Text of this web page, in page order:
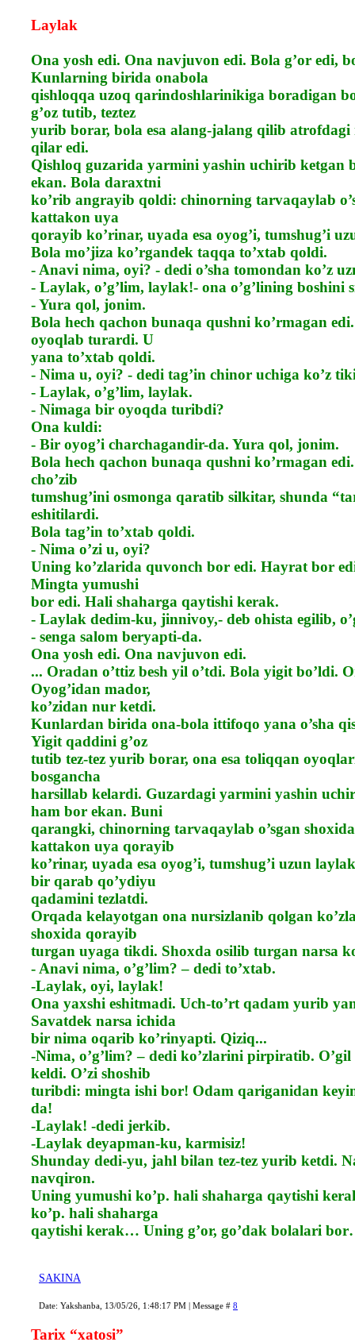
Laylak
Ona yosh edi. Ona navjuvon edi. Bola g’or edi,
Kunlarning birida onabola
qishloqqa uzoq qarindoshlarinikiga boradigan
g’oz tutib, teztez
yurib borar, bola esa alang-jalang qilib
qilar edi.
Qishloq guzarida yarmini yashin uchirib ketgan
ekan. Bola daraxtni
ko’rib angrayib qoldi: chinorning tarvaqaylab
kattakon uya
qorayib ko’rinar, uyada esa oyog’i, tumshug’i
Bola mo’jiza ko’rgandek taqqa to’xtab qoldi.
- Anavi nima, oyi? - dedi o’sha tomondan ko’z
- Laylak, o’g’lim, laylak!- ona o’g’lining boshini
- Yura qol, jonim.
Bola hech qachon bunaqa qushni ko’rmagan
oyoqlab turardi. U
yana to’xtab qoldi.
- Nima u, oyi? - dedi tag’in chinor uchiga ko’z
- Laylak, o’g’lim, laylak.
- Nimaga bir oyoqda turibdi?
Ona kuldi:
- Bir oyog’i charchagandir-da. Yura qol, jonim.
Bola hech qachon bunaqa qushni ko’rmagan
cho’zib
tumshug’ini osmonga qaratib silkitar, shunda
eshitilardi.
Bola tag’in to’xtab qoldi.
- Nima o’zi u, oyi?
Uning ko’zlarida quvonch bor edi. Hayrat bor
Mingta yumushi
bor edi. Hali shaharga qaytishi kerak.
- Laylak dedim-ku, jinnivoy,- deb ohista egilib,
- senga salom beryapti-da.
Ona yosh edi. Ona navjuvon edi.
... Oradan o’ttiz besh yil o’tdi. Bola yigit bo’ldi.
Oyog’idan mador,
ko’zidan nur ketdi.
Kunlardan birida ona-bola ittifoqo yana o’sha
Yigit qaddini g’oz
tutib tez-tez yurib borar, ona esa toliqqan
bosgancha
harsillab kelardi. Guzardagi yarmini yashin
ham bor ekan. Buni
qarangki, chinorning tarvaqaylab o’sgan
kattakon uya qorayib
ko’rinar, uyada esa oyog’i, tumshug’i uzun
bir qarab qo’ydiyu
qadamini tezlatdi.
Orqada kelayotgan ona nursizlanib qolgan
shoxida qorayib
turgan uyaga tikdi. Shoxda osilib turgan narsa
- Anavi nima, o’g’lim? – dedi to’xtab.
-Laylak, oyi, laylak!
Ona yaxshi eshitmadi. Uch-to’rt qadam yurib
Savatdek narsa ichida
bir nima oqarib ko’rinyapti. Qiziq...
-Nima, o’g’lim? – dedi ko’zlarini pirpiratib. O’gil
keldi. O’zi shoshib
turibdi: mingta ishi bor! Odam qariganidan
da!
-Laylak! -dedi jerkib.
-Laylak deyapman-ku, karmisiz!
Shunday dedi-yu, jahl bilan tez-tez yurib ketdi.
navqiron.
Uning yumushi ko’p. hali shaharga qaytishi
ko’p. hali shaharga
qaytishi kerak… Uning g’or, go’dak bolalari
SAKINA
Date: Yakshanba, 13/05/26, 1:48:17 PM | Message # 8
Tarix “xatosi”